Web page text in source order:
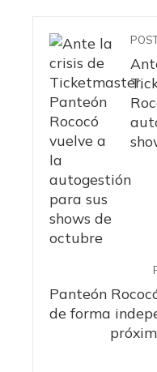
Panteón
de forma